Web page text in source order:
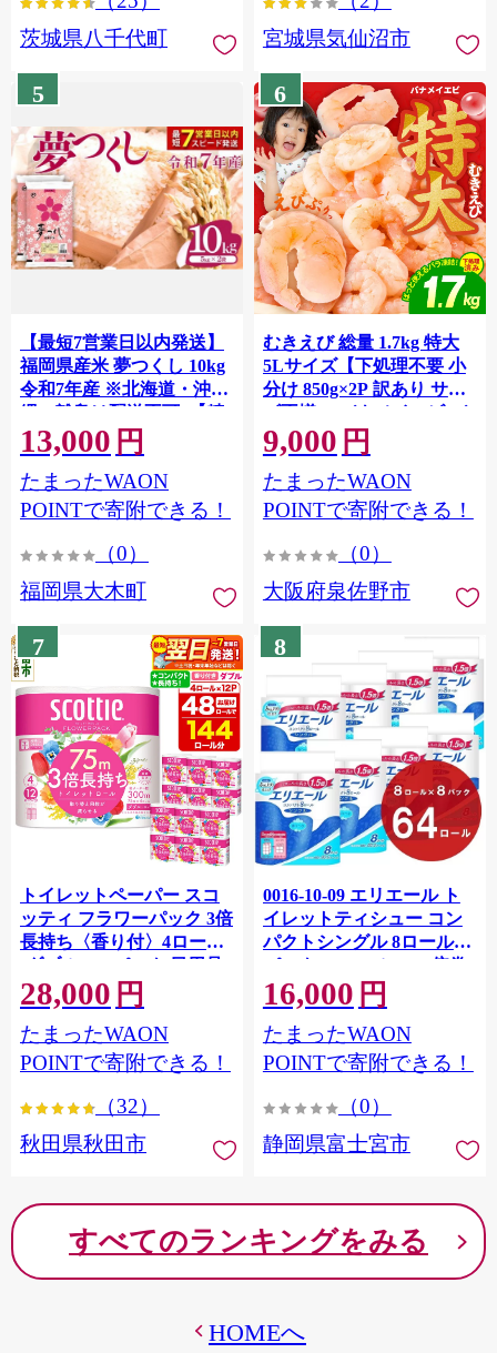
茨城県八千代町
宮城県気仙沼市
5
【最短7営業日以内発送】
福岡県産米 夢つくし 10kg
令和7年産 ※北海道・沖
縄・離島は配送不可 |【精
米 単一米 単一原料米 7年
産 国産 お米 ブランド米
5kg × 2 ゆめつくし】
CY009_01
13,000 円
たまったWAON
POINTで寄附できる！
（0）
福岡県大木町
6
むきえび 総量 1.7kg 特大
5Lサイズ【下処理不要 小
分け 850g×2P 訳あり サイ
ズ不揃い バナメイエビ バ
ラ凍結】 G4142
9,000 円
たまったWAON
POINTで寄附できる！
（0）
大阪府泉佐野市
7
トイレットペーパー スコ
ッティ フラワーパック 3倍
長持ち〈香り付〉4ロール
(ダブル)×12パック 日用品
最短翌日発送 [スコッティ
フラワーパック トイレッ
トペーパー 日本製紙クレ
シア] 秋田県秋田市
28,000 円
たまったWAON
POINTで寄附できる！
（32）
秋田県秋田市
8
0016-10-09 エリエール ト
イレットティシュー コン
パクトシングル 8ロール×8
パック 64ロール 1.5倍巻
82.5m トイレットペーパー
シングル パルプ100％ 香り
つき 日用品 消耗品 備蓄
16,000 円
たまったWAON
POINTで寄附できる！
（0）
静岡県富士宮市
すべてのランキングをみる
HOMEへ